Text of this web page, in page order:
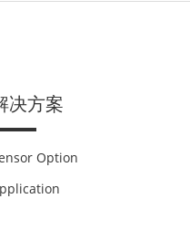
决方案
Option